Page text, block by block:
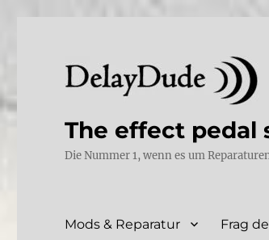
The effect pedal
Die Nummer 1, wenn es um
Mods & Reparatur Frag